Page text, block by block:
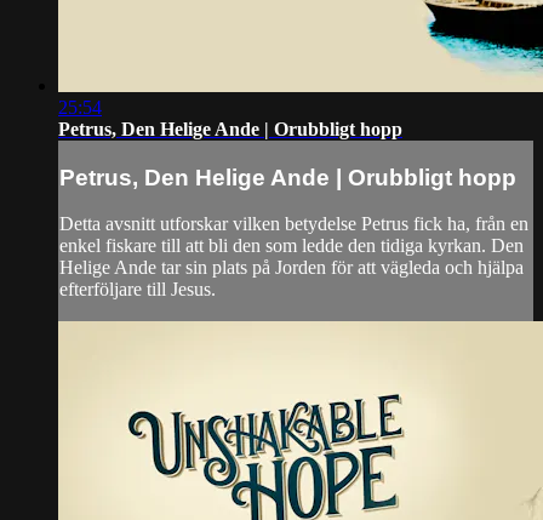
25:54
Petrus, Den Helige Ande | Orubbligt hopp
Petrus, Den Helige Ande | Orubbligt hopp
Detta avsnitt utforskar vilken betydelse Petrus fick ha, från en
enkel fiskare till att bli den som ledde den tidiga kyrkan. Den
Helige Ande tar sin plats på Jorden för att vägleda och hjälpa
efterföljare till Jesus.